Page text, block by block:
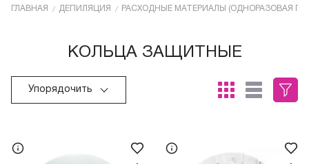
ГЛАВНАЯ ДЕПИЛЯЦИЯ РАСХОДНЫЕ МАТЕРИАЛЫ (ОДНОРАЗОВАЯ
КОЛЬЦА ЗАЩИТНЫЕ
Упорядочить